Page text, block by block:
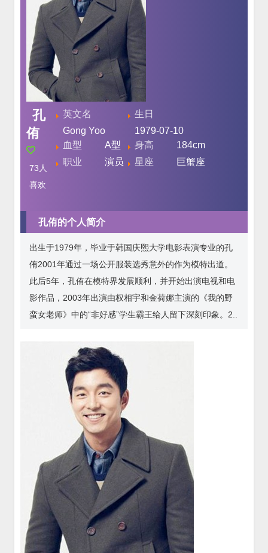
孔
侑
73 人
喜欢
英文名
Gong Yoo
生日
1979-07-10
血型
A型 身高
184cm
职业
演员 星座 巨蟹座
孔侑的个人简介
出生于1979年，毕业于韩国庆熙大学电影表演专业的孔
侑2001年通过一场公开服装选秀意外的作为模特出道。
此后5年，孔侑在模特界发展顺利，并开始出演电视和电
影作品，2003年出演由权相宇和金荷娜主演的《我的野
蛮女老师》中的“非好感”学生霸王给人留下深刻印象。2..